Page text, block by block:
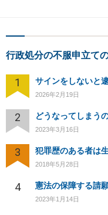
行政処分の不服申立て
1 サインをしないと
2026年2月19日
2 どうなってしまう
2023年3月16日
3
2018年5月28日
4
2023年1月14日